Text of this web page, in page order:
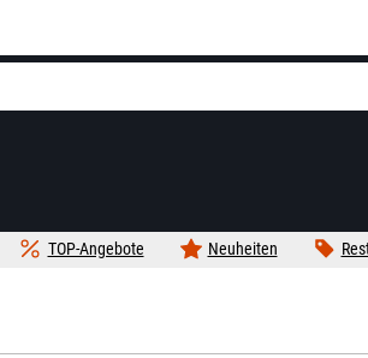
Neuheiten
TOP-Angebote